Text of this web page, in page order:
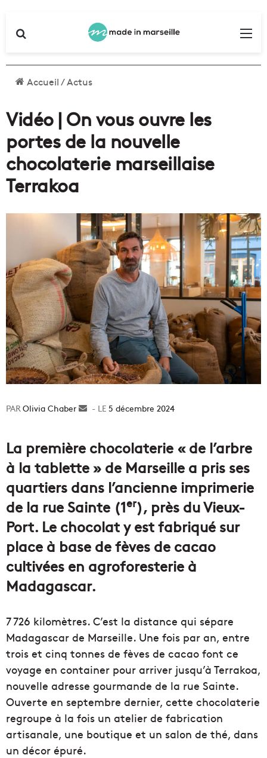
Accueil/Actus
Vidéo | On vous ouvre les
portes de la nouvelle
chocolaterie marseillaise
Terrakoa
Olivia Chaber
Envoyer5 décembre 2024
La première chocolaterie « de l’arbre
à la tablette » de Marseille a pris ses
quartiers dans l’ancienne imprimerie
de la rue Sainte (1er), près du Vieux-
Port. Le chocolat y est fabriqué sur
place à base de fèves de cacao
cultivées en agroforesterie à
Madagascar.
7 726 kilomètres. C’est la distance qui sépare
Madagascar de Marseille. Une fois par an, entre
trois et cinq tonnes de fèves de cacao font ce
voyage en container pour arriver jusqu’à Terrakoa,
nouvelle adresse gourmande de la rue Sainte.
Ouverte en septembre dernier, cette chocolaterie
regroupe à la fois un atelier de fabrication
artisanale, une boutique et un salon de thé, dans
un décor épuré.